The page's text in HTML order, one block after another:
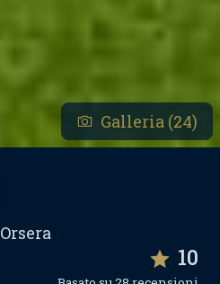
Galleria (24)
Orsera
10